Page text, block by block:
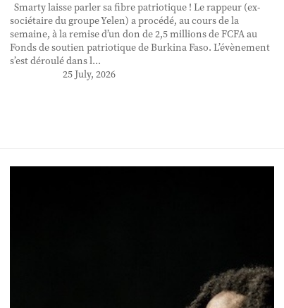
Smarty laisse parler sa fibre patriotique ! Le rappeur (ex-
sociétaire du groupe Yelen) a procédé, au cours de la
semaine, à la remise d’un don de 2,5 millions de FCFA au
Fonds de soutien patriotique de Burkina Faso. L’évènement
s’est déroulé dans l...
25 July, 2026